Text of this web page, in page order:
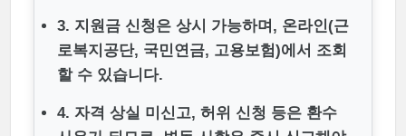
3. 지원금 신청은 상시 가능하며, 온라인(근
로복지공단, 국민연금, 고용보험)에서 조회
할 수 있습니다.
4. 자격 상실 미신고, 허위 신청 등은 환수